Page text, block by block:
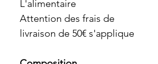
L'alimentaire
Attention des frais de
livraison de 50€ s'applique